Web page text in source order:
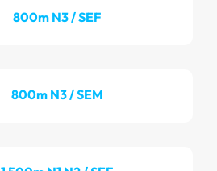
800m N3 / SEF
800m N3 / SEM